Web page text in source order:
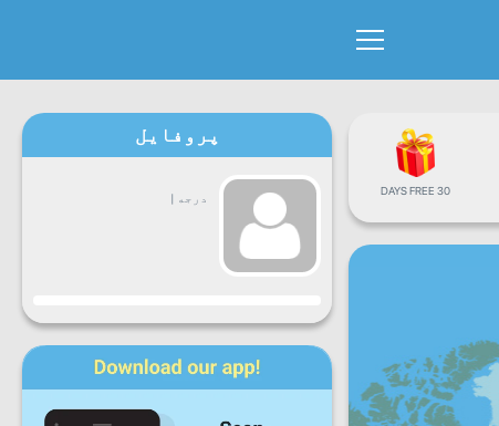
30 DAYS FREE
پروفایل
درجه |
جاري